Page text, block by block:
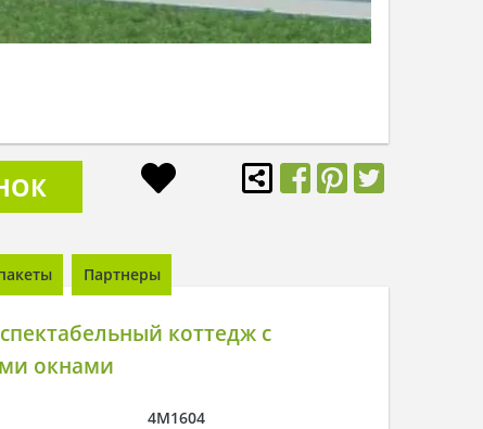
Партнеры
коттедж с
окнами
4M1604